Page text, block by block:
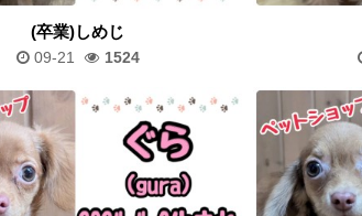
(卒業)しめじ
09-21 1524